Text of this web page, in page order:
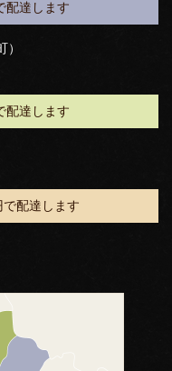
配達します
配達します
で配達します